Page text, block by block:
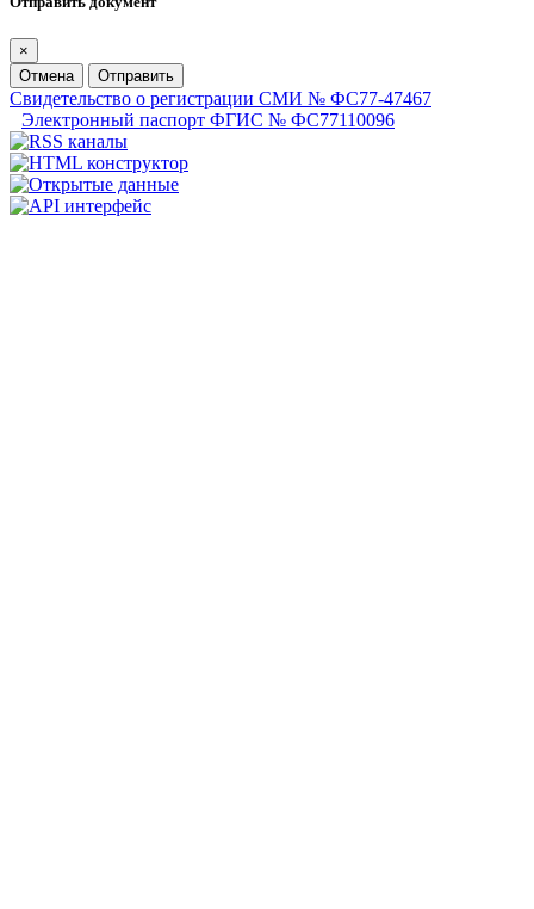
×
Отмена
Отправить
Свидетельство о регистрации СМИ № ФС77-47467
Электронный паспорт ФГИС № ФС77110096